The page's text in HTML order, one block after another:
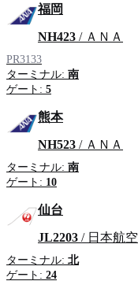
福岡
NH423 / ＡＮＡ
PR3133
ターミナル: 南
ゲート: 5
熊本
NH523 / ＡＮＡ
ターミナル: 南
ゲート: 10
仙台
JL2203 / 日本航空
ターミナル: 北
ゲート: 24